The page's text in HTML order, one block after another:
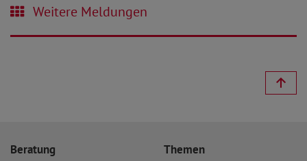
Weitere Meldungen
Beratung
Themen